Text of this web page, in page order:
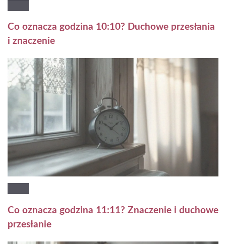
Co oznacza godzina 10:10? Duchowe przesłania
i znaczenie
Co oznacza godzina 11:11? Znaczenie i duchowe
przesłanie